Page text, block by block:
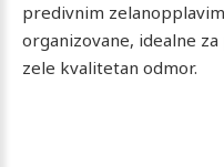
predivnim
organizovane, idealne
zele kvalitetan odmor.